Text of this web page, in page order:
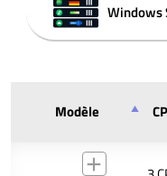
Windows
Modèle